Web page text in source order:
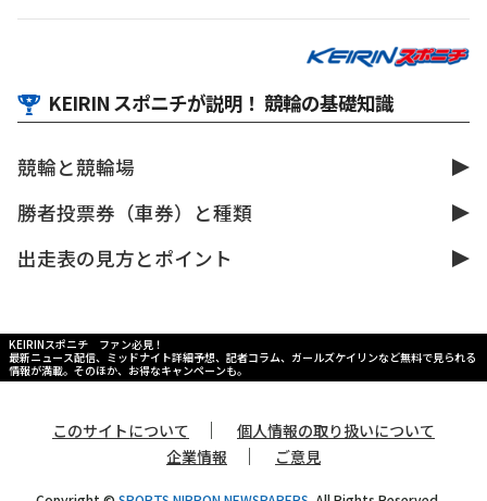
KEIRIN スポニチが説明！ 競輪の基礎知識
競輪と競輪場
勝者投票券（車券）と種類
出走表の見方とポイント
KEIRINスポニチ ファン必見！
最新ニュース配信、ミッドナイト詳細予想、記者コラム、ガールズケイリンなど無料で見られる
情報が満載。そのほか、お得なキャンペーンも。
このサイトについて ｜
個人情報の取り扱いについて
企業情報
｜ ご意見